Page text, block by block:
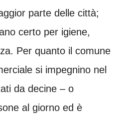
parte delle città;
certo per igiene,
Per quanto il comune
si impegnino nel
da decine – o
al giorno ed è